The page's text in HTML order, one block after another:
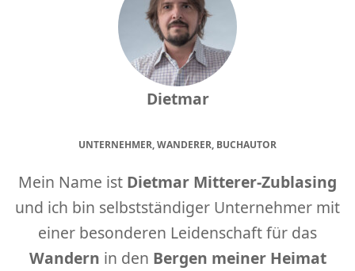
Dietmar
UNTERNEHMER, WANDERER, BUCHAUTOR
Mein Name ist Dietmar Mitterer-Zublasing
und ich bin selbstständiger Unternehmer mit
einer besonderen Leidenschaft für das
Wandern in den Bergen meiner Heimat